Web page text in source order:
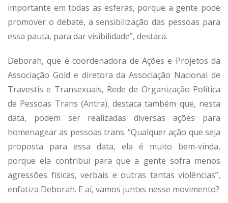
importante em todas as esferas, porque a gente pode
promover o debate, a sensibilização das pessoas para
essa pauta, para dar visibilidade”, destaca.
Deborah, que é coordenadora de Ações e Projetos da
Associação Gold e diretora da Associação Nacional de
Travestis e Transexuais, Rede de Organização Política
de Pessoas Trans (Antra), destaca também que, nesta
data, podem ser realizadas diversas ações para
homenagear as pessoas trans. “Qualquer ação que seja
proposta para essa data, ela é muito bem-vinda,
porque ela contribui para que a gente sofra menos
agressões físicas, verbais e outras tantas violências”,
enfatiza Deborah. E aí, vamos juntxs nesse movimento?